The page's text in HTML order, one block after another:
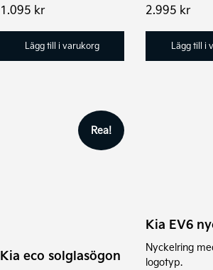
1.095 kr
Lägg till i varukorg
2.995 kr
Lägg till i
Rea!
Kia eco solglasögon
Kia EV6
Nyckelring
logotyp.